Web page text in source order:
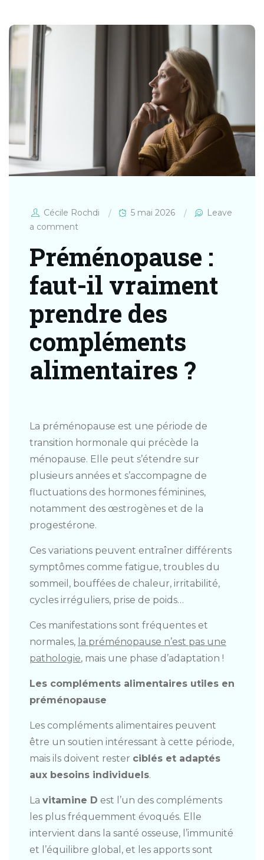
Cécile Rochdi 5 mai 2026
Leave
a comment
Préménopause :
faut-il vraiment
prendre des
compléments
alimentaires ?
La préménopause est une période de
transition hormonale qui précède la
ménopause. Elle peut s’étendre sur
plusieurs années et s’accompagne de
fluctuations des hormones féminines,
notamment des œstrogènes et de la
progestérone.
Ces variations peuvent entraîner différents
symptômes comme fatigue, troubles du
sommeil, bouffées de chaleur, irritabilité,
cycles irréguliers, prise de poids…
Ces manifestations sont fréquentes et
normales, la préménopause n’est pas une
pathologie, mais une phase d’adaptation !
Les compléments alimentaires utiles en
préménopause
Les compléments alimentaires peuvent
être un soutien intéressant à cette période,
mais ils doivent rester ciblés et adaptés
aux besoins individuels.
La vitamine D est l’un des compléments
les plus fréquemment évoqués. Elle
intervient dans la santé osseuse, l’immunité
et l’équilibre global, et les apports sont